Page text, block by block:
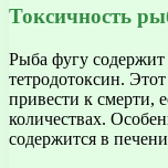
Токсичность
Рыба фугу содержит
тетродотоксин.
привести к смерти,
количествах.
содержится в